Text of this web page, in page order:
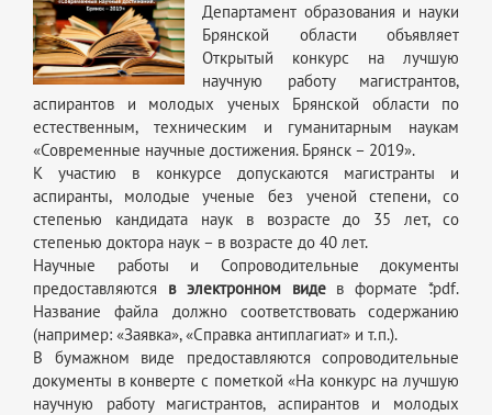
Департамент образования и науки
Брянской области объявляет
Открытый конкурс на лучшую
научную работу магистрантов,
аспирантов и молодых ученых Брянской области по
естественным, техническим и гуманитарным наукам
«Современные научные достижения. Брянск – 2019».
К участию в конкурсе допускаются магистранты и
аспиранты, молодые ученые без ученой степени, со
степенью кандидата наук в возрасте до 35 лет, со
степенью доктора наук – в возрасте до 40 лет.
Научные работы и Сопроводительные документы
предоставляются в электронном видев формате *.pdf.
Название файла должно соответствовать содержанию
(например: «Заявка», «Справка антиплагиат» и т.п.).
В бумажном виде предоставляются сопроводительные
документы в конверте с пометкой «На конкурс на лучшую
научную работу магистрантов, аспирантов и молодых